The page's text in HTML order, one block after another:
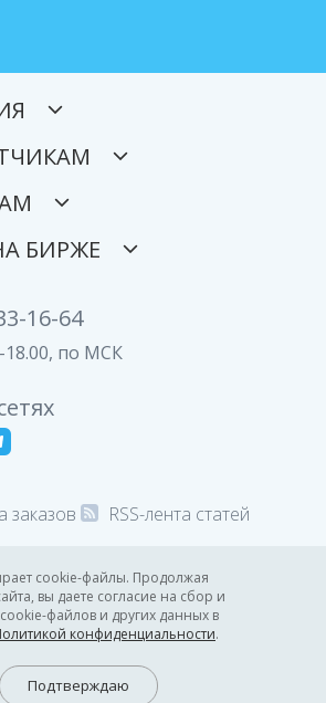
cookie-файлы. Продолжая
вы даете согласие на сбор и
файлов и других данных в
конфиденциальности.
Подтверждаю
БИРЖЕ
16-64
по МСК
заказов RSS-лента статей
права защищены.
GMT +3 6.08.2026